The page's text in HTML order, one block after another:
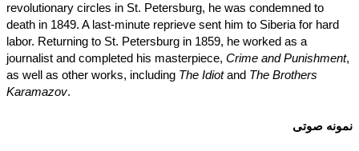
revolutionary circles in St. Petersburg, he was condemned to
death in 1849. A last-minute reprieve sent him to Siberia for
labor. Returning to St. Petersburg in 1859, he worked as a
journalist and completed his masterpiece,Crime and
as well as other works, including The Idiot and The Brothers
Karamazov
صوتی